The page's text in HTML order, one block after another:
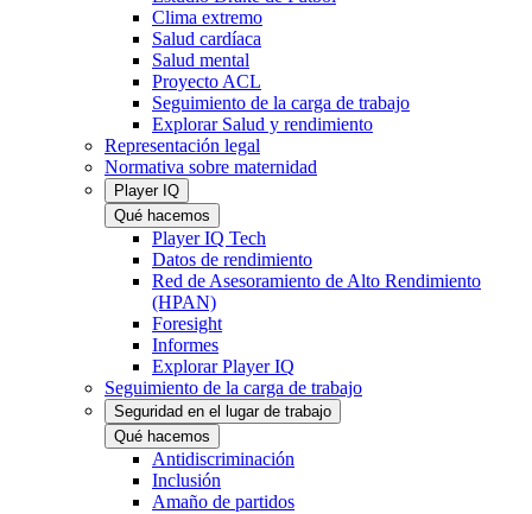
Clima extremo
Salud cardíaca
Salud mental
Proyecto ACL
Seguimiento de la carga de trabajo
Explorar Salud y rendimiento
Representación legal
Normativa sobre maternidad
Player IQ
Qué hacemos
Player IQ Tech
Datos de rendimiento
Red de Asesoramiento de Alto Rendimiento
(HPAN)
Foresight
Informes
Explorar Player IQ
Seguimiento de la carga de trabajo
Seguridad en el lugar de trabajo
Qué hacemos
Antidiscriminación
Inclusión
Amaño de partidos